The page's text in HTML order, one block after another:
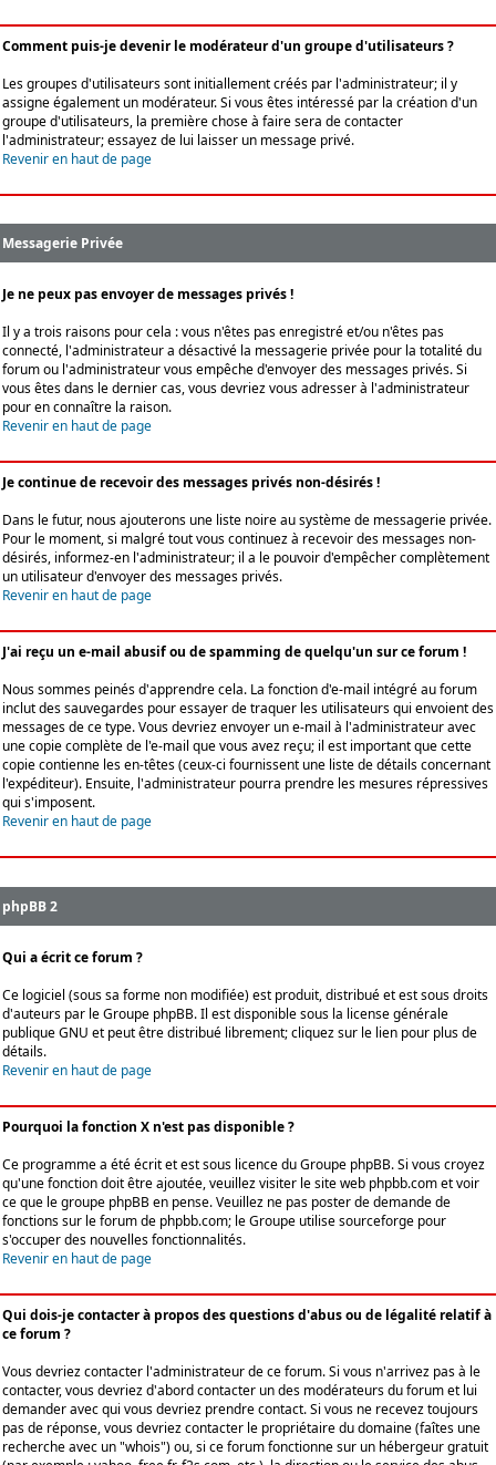
Comment puis-je devenir le modérateur d'un groupe d'utilisateurs ?
Les groupes d'utilisateurs sont initiallement créés par l'administrateur; il y
assigne également un modérateur. Si vous êtes intéressé par la création d'un
groupe d'utilisateurs, la première chose à faire sera de contacter
l'administrateur; essayez de lui laisser un message privé.
Revenir en haut de page
Messagerie Privée
Je ne peux pas envoyer de messages privés !
Il y a trois raisons pour cela : vous n'êtes pas enregistré et/ou n'êtes pas
connecté, l'administrateur a désactivé la messagerie privée pour la totalité du
forum ou l'administrateur vous empêche d'envoyer des messages privés. Si
vous êtes dans le dernier cas, vous devriez vous adresser à l'administrateur
pour en connaître la raison.
Revenir en haut de page
Je continue de recevoir des messages privés non-désirés !
Dans le futur, nous ajouterons une liste noire au système de messagerie privée.
Pour le moment, si malgré tout vous continuez à recevoir des messages non-
désirés, informez-en l'administrateur; il a le pouvoir d'empêcher complètement
un utilisateur d'envoyer des messages privés.
Revenir en haut de page
J'ai reçu un e-mail abusif ou de spamming de quelqu'un sur ce forum !
Nous sommes peinés d'apprendre cela. La fonction d'e-mail intégré au forum
inclut des sauvegardes pour essayer de traquer les utilisateurs qui envoient des
messages de ce type. Vous devriez envoyer un e-mail à l'administrateur avec
une copie complète de l'e-mail que vous avez reçu; il est important que cette
copie contienne les en-têtes (ceux-ci fournissent une liste de détails concernant
l'expéditeur). Ensuite, l'administrateur pourra prendre les mesures répressives
qui s'imposent.
Revenir en haut de page
phpBB 2
Qui a écrit ce forum ?
Ce logiciel (sous sa forme non modifiée) est produit, distribué et est sous droits
d'auteurs par leGroupe phpBB. Il est disponible sous la license générale
publique GNU et peut être distribué librement; cliquez sur le lien pour plus de
détails.
Revenir en haut de page
Pourquoi la fonction X n'est pas disponible ?
Ce programme a été écrit et est sous licence du Groupe phpBB. Si vous croyez
qu'une fonction doit être ajoutée, veuillez visiter le site web phpbb.com et voir
ce que le groupe phpBB en pense. Veuillez ne pas poster de demande de
fonctions sur le forum de phpbb.com; le Groupe utilise sourceforge pour
s'occuper des nouvelles fonctionnalités.
Revenir en haut de page
Qui dois-je contacter à propos des questions d'abus ou de légalité relatif à
ce forum ?
Vous devriez contacter l'administrateur de ce forum. Si vous n'arrivez pas à le
contacter, vous devriez d'abord contacter un des modérateurs du forum et lui
demander avec qui vous devriez prendre contact. Si vous ne recevez toujours
pas de réponse, vous devriez contacter le propriétaire du domaine (faîtes une
recherche avec un "whois") ou, si ce forum fonctionne sur un hébergeur gratuit